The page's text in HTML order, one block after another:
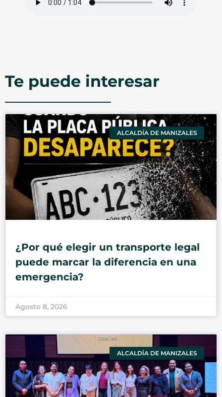
Te puede interesar
ALCALDÍA DE MANIZALES
¿Por qué elegir un transporte legal
puede marcar la diferencia en una
emergencia?
Agosto 8, 2026
ALCALDÍA DE MANIZALES